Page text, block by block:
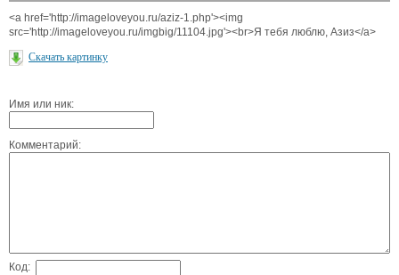
<a href='http://imageloveyou.ru/aziz-1.php'><img
src='http://imageloveyou.ru/imgbig/11104.jpg'><br>Я тебя люблю, Азиз</a>
Скачать картинку
Имя или ник:
Комментарий:
Код: